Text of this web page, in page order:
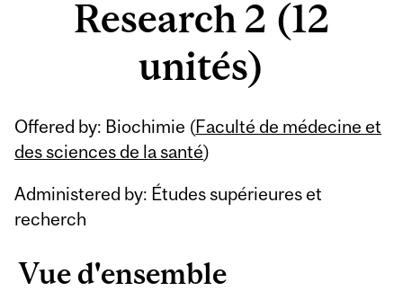
Research 2 (12
unités)
Offered by: Biochimie (Faculté de médecine et
des sciences de la santé)
Administered by: Études supérieures et
recherch
Vue d'ensemble
Related
Content